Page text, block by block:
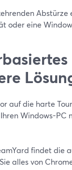
oder eine
auf die harte
Windows-
findet die
alles von